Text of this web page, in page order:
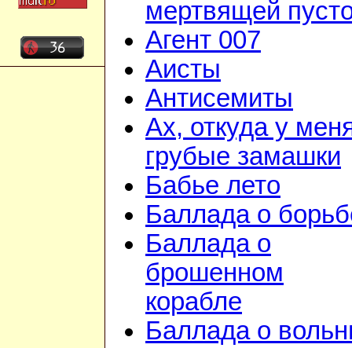
мертвящей
Агент 007
Аисты
Антисемиты
Ах, откуда у
грубые замашки
Бабье лето
Баллада о
Баллада о
брошенном
корабле
Баллада о